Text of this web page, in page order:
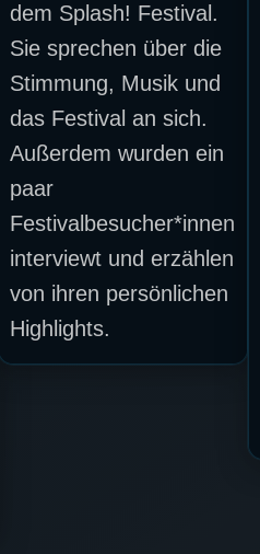
dem Splash! Festival.
Sie sprechen über die
Stimmung, Musik und
das Festival an sich.
Außerdem wurden ein
paar
Festivalbesucher*innen
interviewt und erzählen
von ihren persönlichen
Highlights.